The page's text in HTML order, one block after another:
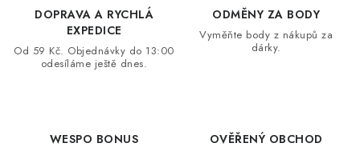
Podmínky ochrany osobních údajů
Moje objednávka
DOPRAVA A RYCHLÁ
EXPEDICE
Od 59 Kč. Objednávky do 13:00
odesíláme ještě dnes.
ODMĚNY ZA BODY
Vyměňte body z nákupů za
dárky.
WESPO BONUS OVĚŘENÝ OBCHOD